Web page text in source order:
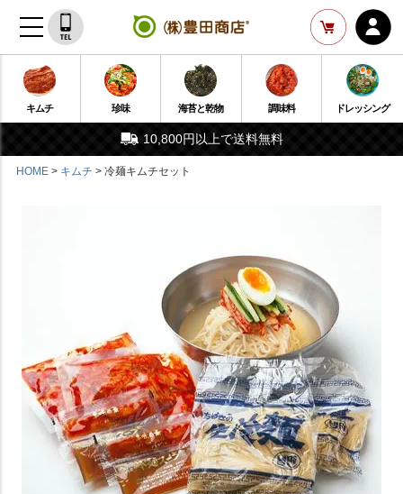
キムチ 珍味 海苔と乾物 調味料 ドレッシング
10,800円以上で送料無料
HOME キムチ 冷麺キムチセット